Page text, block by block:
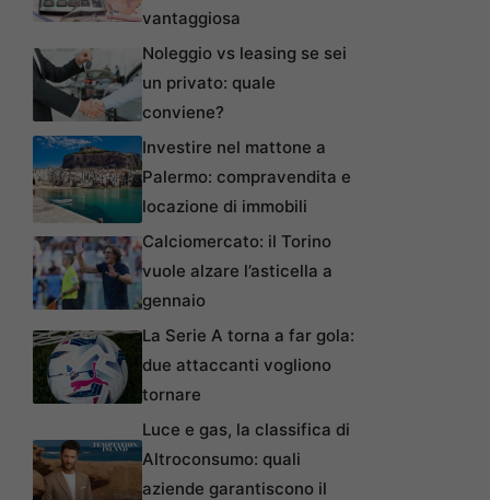
vantaggiosa
Noleggio vs leasing se sei
un privato: quale
conviene?
Investire nel mattone a
Palermo: compravendita e
locazione di immobili
Calciomercato: il Torino
vuole alzare l’asticella a
gennaio
La Serie A torna a far gola:
due attaccanti vogliono
tornare
Luce e gas, la classifica di
Altroconsumo: quali
aziende garantiscono il